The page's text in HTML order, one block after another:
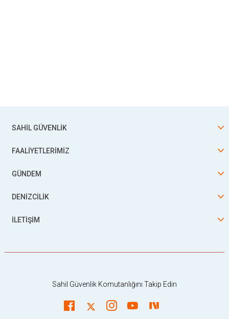
SAHİL GÜVENLİK
FAALİYETLERİMİZ
GÜNDEM
DENİZCİLİK
İLETİŞİM
Sahil Güvenlik Komutanlığını Takip Edin